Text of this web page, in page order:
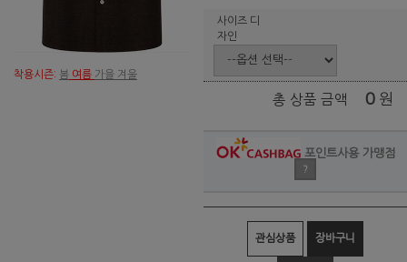
착용시즌: 봄 여름 가을 겨울
사이즈 디
자인
총 상품 금액 0 원
포인트사용 가맹점
?
관심상품 장바구니